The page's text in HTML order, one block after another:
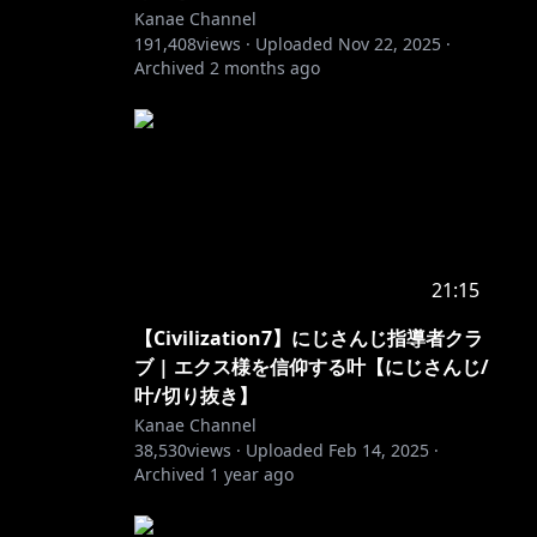
Kanae Channel
191,408views · Uploaded Nov 22, 2025 ·
Archived 2 months ago
21:15
【Civilization7】にじさんじ指導者クラ
ブ | エクス様を信仰する叶【にじさんじ/
叶/切り抜き】
Kanae Channel
38,530views · Uploaded Feb 14, 2025 ·
Archived 1 year ago